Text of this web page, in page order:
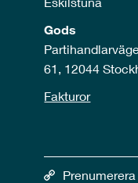
Gods
61, 12044
Fakturor
Prenumerera